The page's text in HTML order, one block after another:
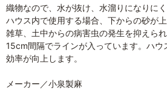
織物なので、水が抜け、水溜りになりにく
ハウス内で使用する場合、下からの砂が
雑草、土中からの病害虫の発生を抑えられ
15cm間隔でラインが入っています。ハウ
効率が向上します。
メーカー／小泉製麻